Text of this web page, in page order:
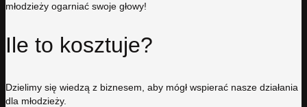
młodzieży ogarniać swoje głowy!
Ile to kosztuje?
Dzielimy się wiedzą z biznesem, aby mógł wspierać nasze działania
dla młodzieży.